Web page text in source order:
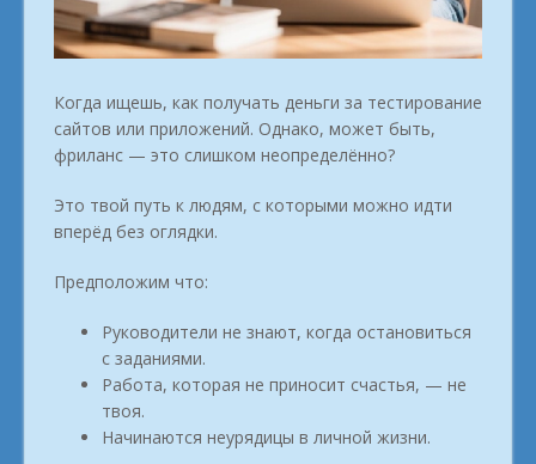
Когда ищешь, как получать деньги за тестирование
сайтов или приложений. Однако, может быть,
фриланс — это слишком неопределённо?
Это твой путь к людям, с которыми можно идти
вперёд без оглядки.
Предположим что:
Руководители не знают, когда остановиться
с заданиями.
Работа, которая не приносит счастья, — не
твоя.
Начинаются неурядицы в личной жизни.